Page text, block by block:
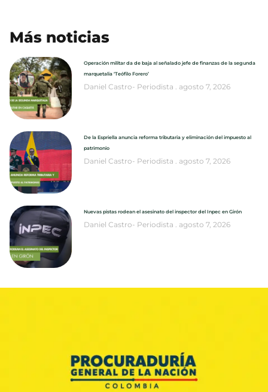
Más noticias
Operación militar da de baja al señalado jefe de finanzas de la segunda
marquetalia ‘Teófilo Forero’
Daniel Castro- Periodista agosto 7, 2026
De la Espriella anuncia reforma tributaria y eliminación del impuesto al
patrimonio
Daniel Castro- Periodista agosto 7, 2026
Nuevas pistas rodean el asesinato del inspector del Inpec en Girón
Daniel Castro- Periodista agosto 7, 2026